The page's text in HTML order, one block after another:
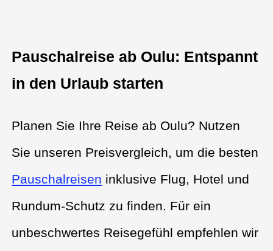
Pauschalreise ab Oulu: Entspannt
in den Urlaub starten
Planen Sie Ihre Reise ab Oulu? Nutzen
Sie unseren Preisvergleich, um die besten
Pauschalreisen inklusive Flug, Hotel und
Rundum-Schutz zu finden. Für ein
unbeschwertes Reisegefühl empfehlen wir